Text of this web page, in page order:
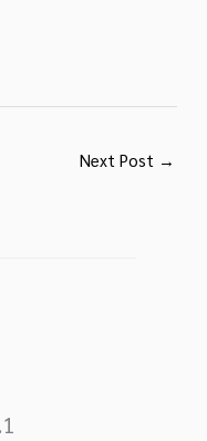
Next Post →